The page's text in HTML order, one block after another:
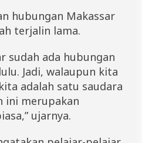
hubungan Makassar
terjalin lama.
sudah ada hubungan
Jadi, walaupun kita
adalah satu saudara
ini merupakan
ujarnya.